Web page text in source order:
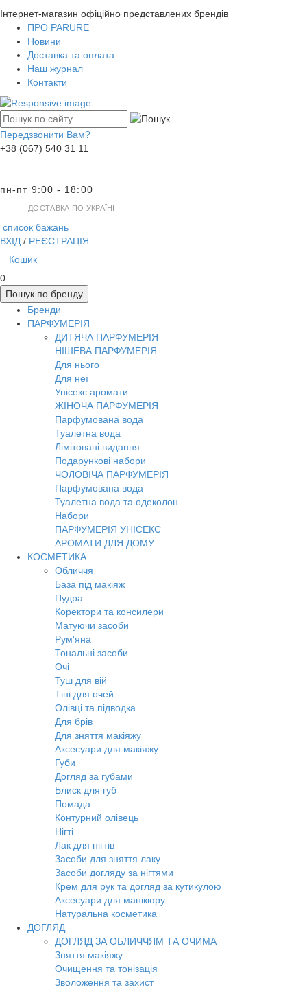
Інтернет-магазин офіційно представлених брендів
ПРО PARURE
Новини
Доставка та оплата
Наш журнал
Контакти
Передзвонити Вам?
+38 (067) 540 31 11
пн-пт 9:00 - 18:00
ДОСТАВКА ПО УКРАЇНІ
список бажань
ВХІД / РЕЄСТРАЦІЯ
Кошик
0
Пошук по бренду
Бренди
ПАРФУМЕРІЯ
ДИТЯЧА ПАРФУМЕРІЯ
НІШЕВА ПАРФУМЕРІЯ
Для нього
Для неї
Унісекс аромати
ЖІНОЧА ПАРФУМЕРІЯ
Парфумована вода
Туалетна вода
Лімітовані видання
Подарункові набори
ЧОЛОВІЧА ПАРФУМЕРІЯ
Парфумована вода
Туалетна вода та одеколон
Набори
ПАРФУМЕРІЯ УНІСЕКС
АРОМАТИ ДЛЯ ДОМУ
КОСМЕТИКА
Обличчя
База під макіяж
Пудра
Коректори та консилери
Матуючи засоби
Рум'яна
Тональні засоби
Очі
Туш для вій
Тіні для очей
Олівці та підводка
Для брів
Для зняття макіяжу
Аксесуари для макіяжу
Губи
Догляд за губами
Блиск для губ
Помада
Контурний олівець
Нігті
Лак для нігтів
Засоби для зняття лаку
Засоби догляду за нігтями
Крем для рук та догляд за кутикулою
Аксесуари для манікюру
Натуральна косметика
ДОГЛЯД
ДОГЛЯД ЗА ОБЛИЧЧЯМ ТА ОЧИМА
Зняття макіяжу
Очищення та тонізація
Зволоження та захист